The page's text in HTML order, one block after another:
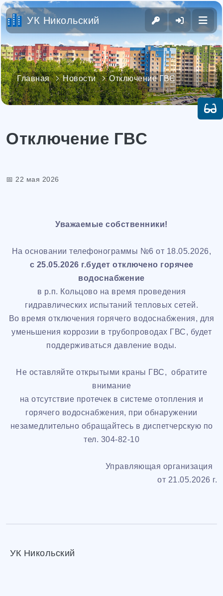
УК Никольский
Главная Новости Отключение ГВС
Отключение ГВС
📅 22 мая 2026
Уважаемые собственники!
На основании телефонограммы №6 от 18.05.2026,
с 25.05.2026 г.будет отключено горячее
водоснабжение
в р.п. Кольцово на время проведения
гидравлических испытаний тепловых сетей.
Во время отключения горячего водоснабжения, для
уменьшения коррозии в трубопроводах ГВС, будет
поддерживаться давление воды.
Не оставляйте открытыми краны ГВС, обратите
внимание
на отсутствие протечек в системе отопления и
горячего водоснабжения, при обнаружении
незамедлительно обращайтесь в диспетчерскую по
тел. 304-82-10
Управляющая организация
от 21.05.2026 г.
УК Никольский